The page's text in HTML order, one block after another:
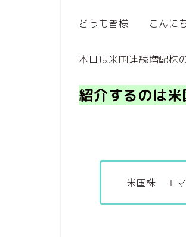
どうも皆様 こんに
本日は米国連続増配株
紹介するのは
米国株 エマ